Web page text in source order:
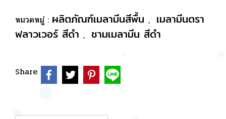
หมวดหมู่ : ผลิตภัณฑ์เมลามีนสีพื้น , เมลามีนตรา
ฟลาวเวอร์ สีดำ , ชามเมลามีน สีดำ
Share